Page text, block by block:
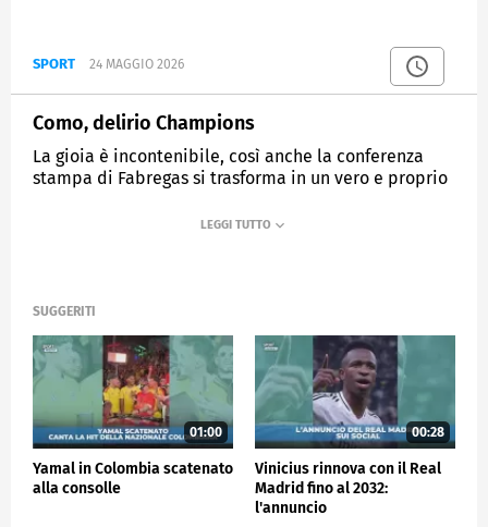
SPORT 24 MAGGIO 2026
Como, delirio Champions
La gioia è incontenibile, così anche la conferenza
stampa di Fabregas si trasforma in un vero e proprio
SUGGERITI
01:00
Yamal in Colombia scatenato
alla consolle
00:28
Vinicius rinnova con il Real
Madrid fino al 2032:
l'annuncio